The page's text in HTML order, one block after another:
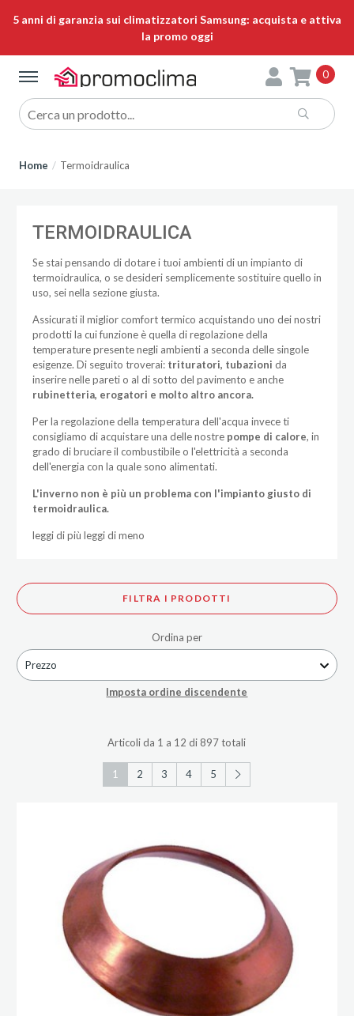
5 anni di garanzia sui climatizzatori Samsung: acquista e attiva
la promo oggi
0
Home Termoidraulica
TERMOIDRAULICA
Se stai pensando di dotare i tuoi ambienti di un impianto di
termoidraulica, o se desideri semplicemente sostituire quello in
uso, sei nella sezione giusta.
Assicurati il miglior comfort termico acquistando uno dei nostri
prodotti la cui funzione è quella di regolazione della
temperature presente negli ambienti a seconda delle singole
esigenze. Di seguito troverai: trituratori, tubazioni da
inserire nelle pareti o al di sotto del pavimento e anche
rubinetteria, erogatori e molto altro ancora.
Per la regolazione della temperatura dell'acqua invece ti
consigliamo di acquistare una delle nostre pompe di calore, in
grado di bruciare il combustibile o l'elettricità a seconda
dell'energia con la quale sono alimentati.
L'inverno non è più un problema con l'impianto giusto di
termoidraulica.
leggi di più leggi di meno
FILTRA I PRODOTTI
Ordina per
Prezzo
Imposta ordine discendente
Articoli da 1 a 12 di 897 totali
1 2 3 4 5